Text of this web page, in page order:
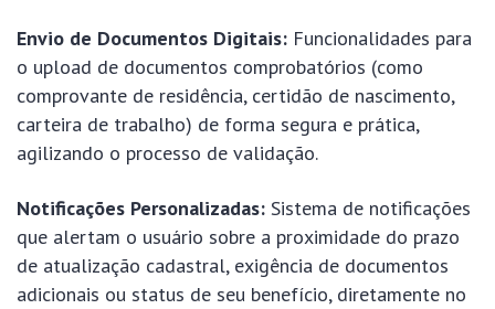
Envio de Documentos Digitais: Funcionalidades para
o upload de documentos comprobatórios (como
comprovante de residência, certidão de nascimento,
carteira de trabalho) de forma segura e prática,
agilizando o processo de validação.
Notificações Personalizadas: Sistema de notificações
que alertam o usuário sobre a proximidade do prazo
de atualização cadastral, exigência de documentos
adicionais ou status de seu benefício, diretamente no